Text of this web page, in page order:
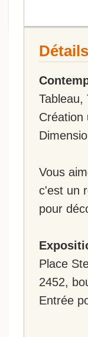
Détails
Tableau,
Création
Vous
c'est un
pour
Place
2452,
Entrée